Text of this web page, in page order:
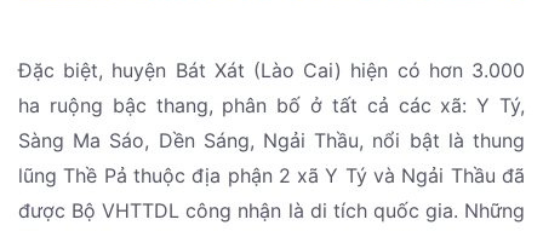
Đặc biệt, huyện Bát Xát (Lào Cai) hiện có hơn 3.000
ha ruộng bậc thang, phân bố ở tất cả các xã: Y Tý,
Sàng Ma Sáo, Dền Sáng, Ngải Thầu, nổi bật là thung
lũng Thề Pả thuộc địa phận 2 xã Y Tý và Ngải Thầu đã
được Bộ VHTTDL công nhận là di tích quốc gia. Những